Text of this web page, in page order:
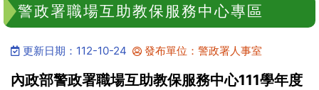
警政署職場互助教保服務中心專區
更新日期：112-10-24 發布單位：警政署人事室
內政部警政署職場互助教保服務中心111學年度